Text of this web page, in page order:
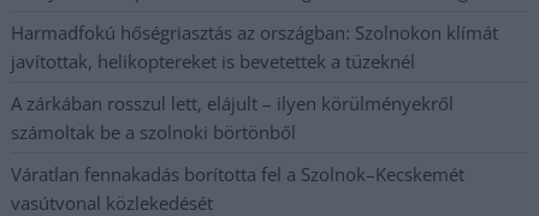
Harmadfokú hőségriasztás az országban: Szolnokon klímát
javítottak, helikoptereket is bevetettek a tüzeknél
A zárkában rosszul lett, elájult – ilyen körülményekről
számoltak be a szolnoki börtönből
Váratlan fennakadás borította fel a Szolnok–Kecskemét
vasútvonal közlekedését